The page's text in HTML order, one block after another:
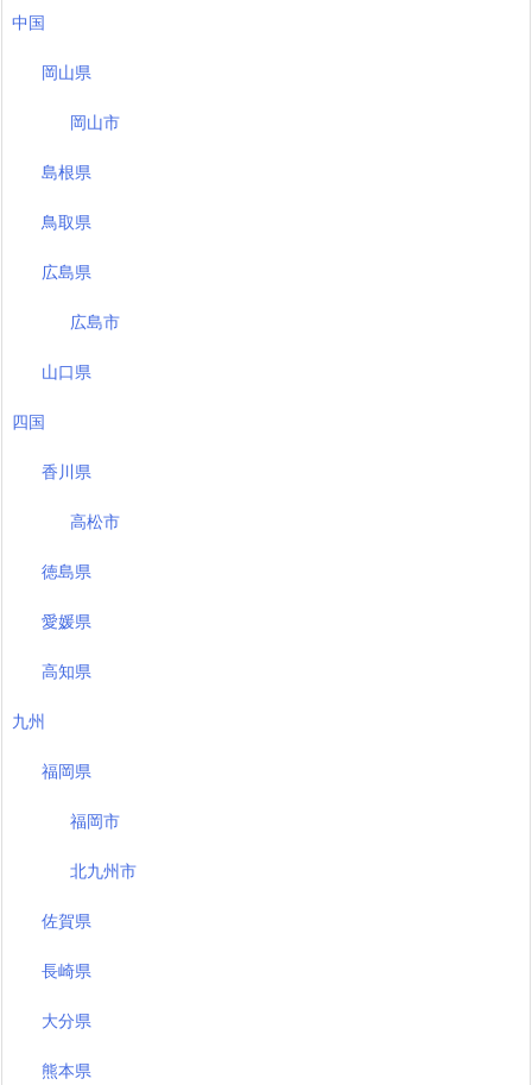
中国
岡山県
岡山市
島根県
鳥取県
広島県
広島市
山口県
四国
香川県
高松市
徳島県
愛媛県
高知県
九州
福岡県
福岡市
北九州市
佐賀県
長崎県
大分県
熊本県